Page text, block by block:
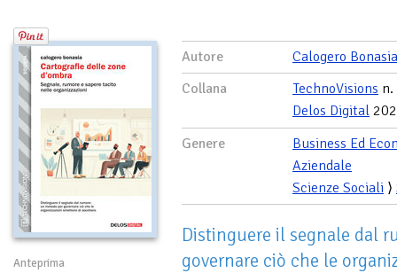
Anteprima
Autore
Calogero Bonasia
Collana
TechnoVisions
Delos Digital
Genere
Business Ed
Aziendale
Scienze Sociali ⟩
Distinguere il segnale dal
governare ciò che le